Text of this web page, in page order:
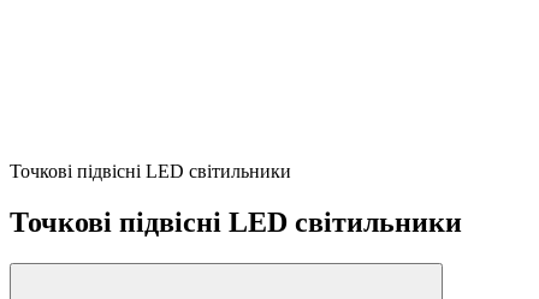
Точкові підвісні LED світильники
Точкові підвісні LED світильники